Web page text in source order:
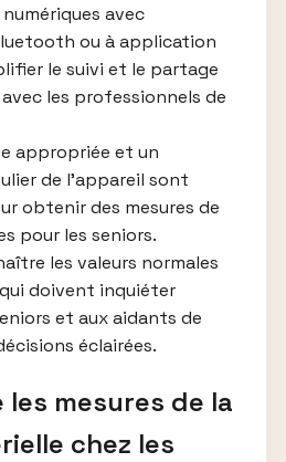
avec
ou à application
le suivi et le partage
les professionnels de
appropriée et un
de l’appareil sont
obtenir des mesures de
pour les seniors.
les valeurs normales
doivent inquiéter
et aux aidants de
éclairées.
les mesures de la
chez les